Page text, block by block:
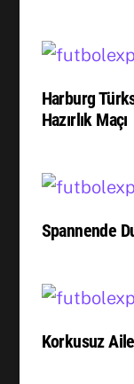
Harburg
Hazırlık Maçı
Spannende
Korkusuz